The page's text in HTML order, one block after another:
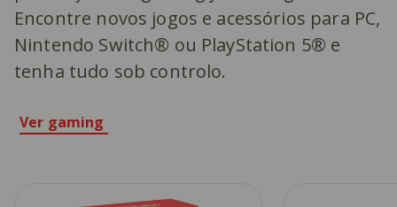
Encontre novos jogos e acessórios para PC,
Nintendo Switch® ou PlayStation 5® e
tenha tudo sob controlo.
Ver gaming